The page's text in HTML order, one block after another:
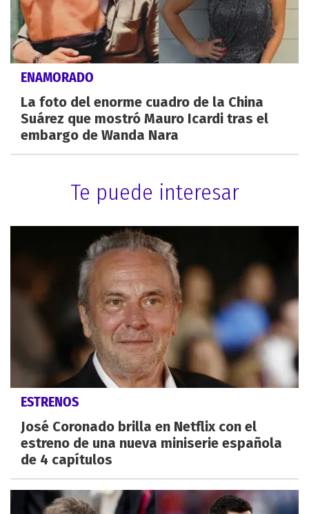
ENAMORADO
La foto del enorme cuadro de la China
Suárez que mostró Mauro Icardi tras el
embargo de Wanda Nara
Te puede interesar
ESTRENOS
José Coronado brilla en Netflix con el
estreno de una nueva miniserie española
de 4 capítulos